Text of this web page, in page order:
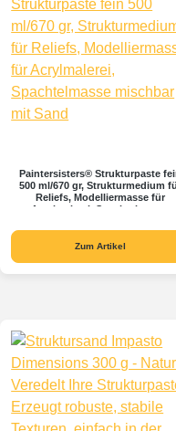
Paintersisters® Strukturpaste
500 ml/670 gr, Strukturmedium
Reliefs, Modelliermasse für
Acrylmalerei, Spachtelmasse
Zum Artikel